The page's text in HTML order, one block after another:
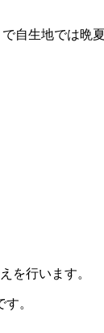
自生地では晩
を行います。
。